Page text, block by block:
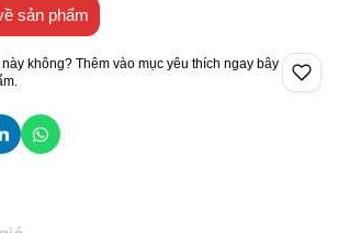
sản phẩm
không? Thêm vào mục yêu thích ngay bây